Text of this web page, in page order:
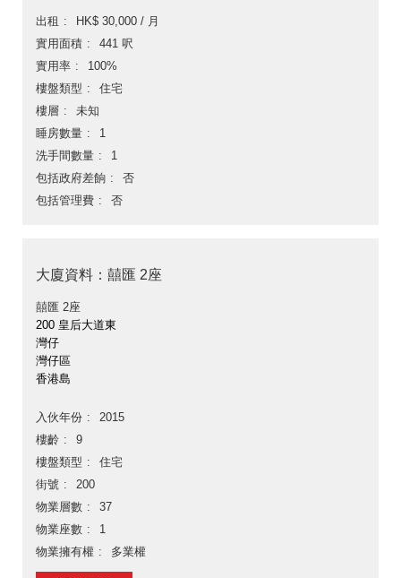
出租
HK$ 30,000 / 月
實用面積
441 呎
實用率
100%
樓盤類型
住宅
樓層
未知
睡房數量
1
洗手間數量
1
包括政府差餉
否
包括管理費
否
大廈資料：囍匯 2座
囍匯 2座
200 皇后大道東
灣仔
灣仔區
香港島
入伙年份
2015
樓齡
9
樓盤類型
住宅
街號
200
物業層數
37
物業座數
1
物業擁有權
多業權